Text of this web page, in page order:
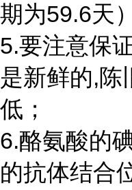
期为59.6天
5.要注意保
是新鲜的,陈
低；
6.酪氨酸的
的抗体结合